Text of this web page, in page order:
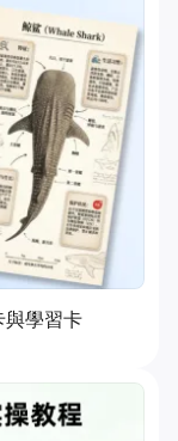
與學習卡